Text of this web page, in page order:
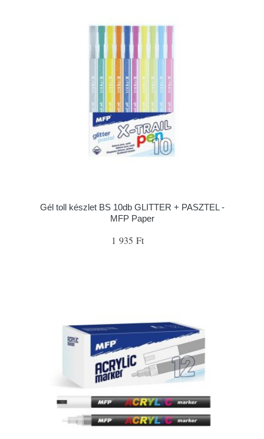
Gél toll készlet BS 10db GLITTER + PASZTEL -
MFP Paper
1 935 Ft